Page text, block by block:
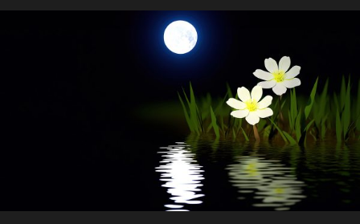
chán nản
10 11
Bỏ chọn
Bỏ chọn
Bình luận
Lưu